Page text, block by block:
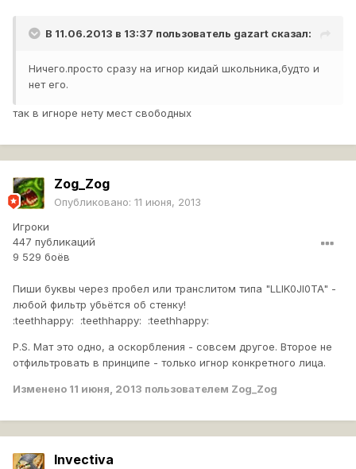
В 11.06.2013 в 13:37 пользователь gazart сказал:
Ничего.просто сразу на игнор кидай школьника,будто и
нет его.
так в игноре нету мест свободных
Zog_Zog
Опубликовано: 11 июня, 2013
Игроки
447 публикаций
9 529 боёв
Пиши буквы через пробел или транслитом типа "LLlK0Jl0TA" -
любой фильтр убьётся об стенку!
:teethhappy: :teethhappy: :teethhappy:
P.S. Мат это одно, а оскорбления - совсем другое. Второе не
отфильтровать в принципе - только игнор конкретного лица.
Изменено 11 июня, 2013 пользователем Zog_Zog
Invectiva